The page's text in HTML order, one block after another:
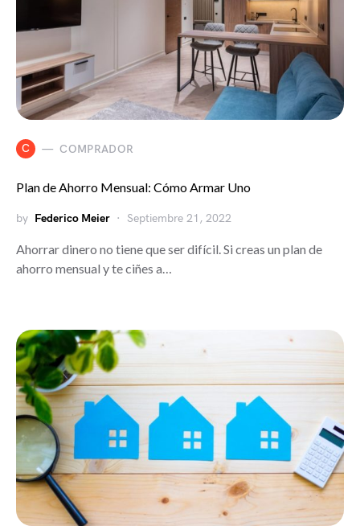
C COMPRADOR
Plan de Ahorro Mensual: Cómo Armar Uno
by Federico Meier Septiembre 21, 2022
Ahorrar dinero no tiene que ser difícil. Si creas un plan de
ahorro mensual y te ciñes a…